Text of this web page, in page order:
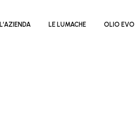
L’AZIENDA LE LUMACHE OLIO EVO